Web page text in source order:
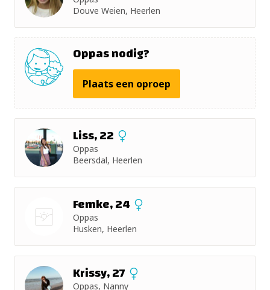
Douve Weien, Heerlen
Oppas nodig?
Plaats een oproep
Liss, 22
Oppas
Beersdal, Heerlen
Femke, 24
Oppas
Husken, Heerlen
Krissy, 27
Oppas, Nanny